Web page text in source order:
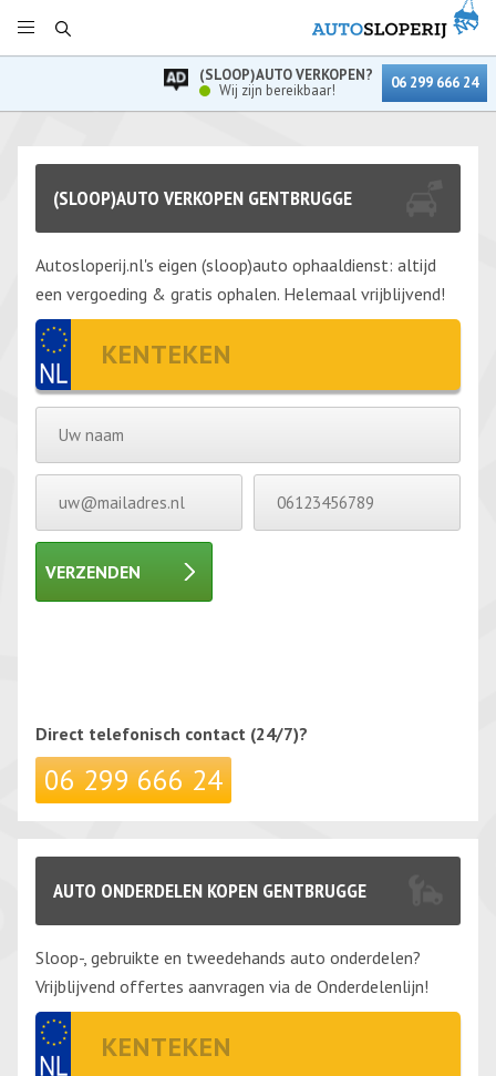
(SLOOP)AUTO VERKOPEN?
Wij zijn bereikbaar!
06 299 666 24
(SLOOP)AUTO VERKOPEN GENTBRUGGE
Autosloperij.nl's eigen (sloop)auto ophaaldienst: altijd
een vergoeding & gratis ophalen. Helemaal vrijblijvend!
VERZENDEN
Direct telefonisch contact (24/7)?
06 299 666 24
AUTO ONDERDELEN KOPEN GENTBRUGGE
Sloop-, gebruikte en tweedehands auto onderdelen?
Vrijblijvend offertes aanvragen via de Onderdelenlijn!